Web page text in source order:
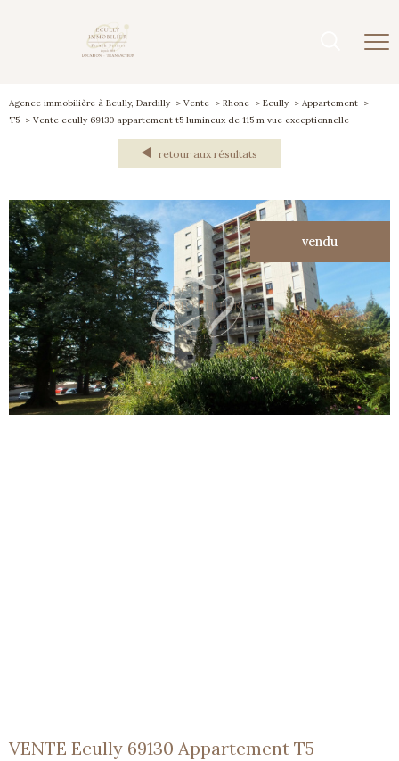
Agence immobilière à Ecully, Dardilly Vente Rhone Ecully
Appartement
T5
Vente ecully 69130 appartement t5 lumineux de 115 m vue exceptionnelle
retour aux résultats
vendu
VENTE Ecully 69130 Appartement T5